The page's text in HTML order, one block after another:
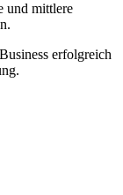
und mittlere
erfolgreich